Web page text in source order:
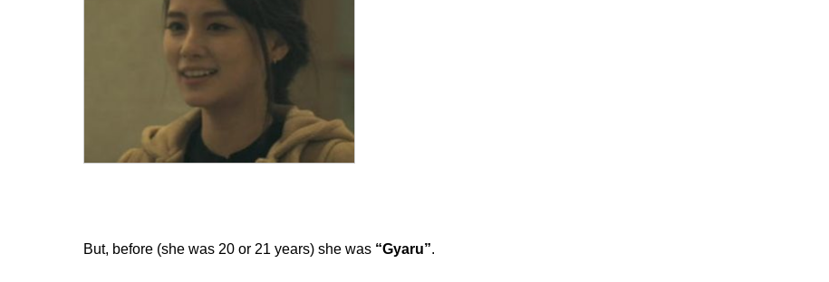
But, before (she was 20 or 21 years) she was “Gyaru”.